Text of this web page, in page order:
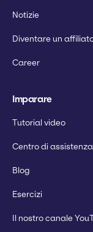
Notizie
Diventare un
Career
Imparare
Tutorial video
Centro di assistenza
Blog
Esercizi
Il nostro canale